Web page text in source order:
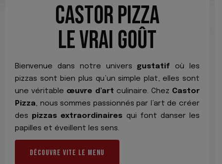
CASTOR PIZZA
LE VRAI GOÛT
Bienvenue dans notre univers gustatif où les
pizzas sont bien plus qu’un simple plat, elles sont
une véritable œuvre d’art culinaire. Chez Castor
Pizza, nous sommes passionnés par l’art de créer
des pizzas extraordinaires qui font danser les
papilles et éveillent les sens.
DÉCOUVRE VITE LE MENU